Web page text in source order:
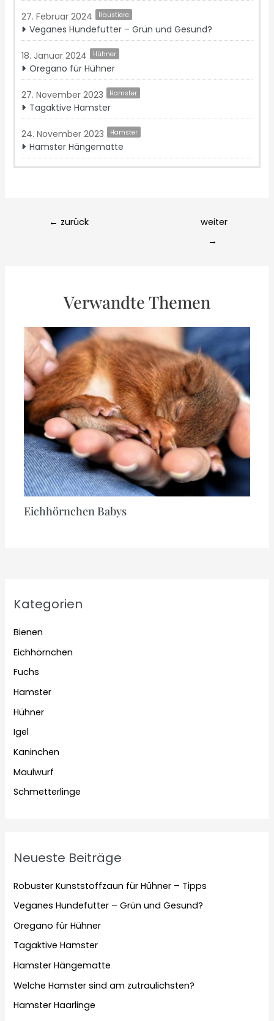
27. Februar 2024 Haustiere
Veganes Hundefutter – Grün und Gesund?
18. Januar 2024 Hühner
Oregano für Hühner
27. November 2023 Hamster
Tagaktive Hamster
24. November 2023 Hamster
Hamster Hängematte
← zurück
weiter
→
Verwandte Themen
Eichhörnchen Babys
Kategorien
Bienen
Eichhörnchen
Fuchs
Hamster
Hühner
Igel
Kaninchen
Maulwurf
Schmetterlinge
Neueste Beiträge
Robuster Kunststoffzaun für Hühner – Tipps
Veganes Hundefutter – Grün und Gesund?
Oregano für Hühner
Tagaktive Hamster
Hamster Hängematte
Welche Hamster sind am zutraulichsten?
Hamster Haarlinge